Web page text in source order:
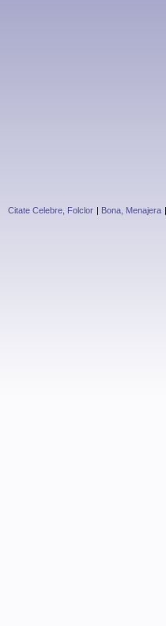
Citate Celebre, Folclor | Bona, Menajera |